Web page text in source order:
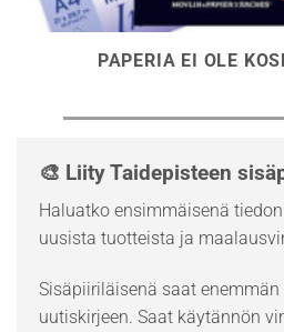
PAPERIA EI OLE
🎨 Liity Taidepisteen
Haluatko ensimmäisenä
uusista tuotteista ja
Sisäpiiriläisenä saat
uutiskirjeen. Saat käytännön